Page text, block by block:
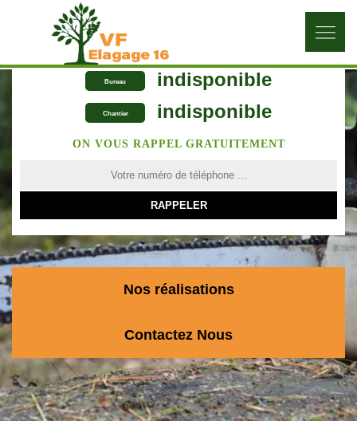
Bureau indisponible
Chantier indisponible
ON VOUS RAPPEL GRATUITEMENT
Nos réalisations
Contactez Nous